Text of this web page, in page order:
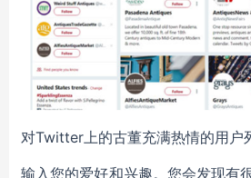
对Twitter上的古董充满热情的用户
输入您的爱好和兴趣。您会发现有